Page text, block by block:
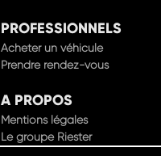
PROFESSIONNELS
Acheter un véhicule
Prendre rendez-vous
A PROPOS
Mentions légales
Le groupe Riester